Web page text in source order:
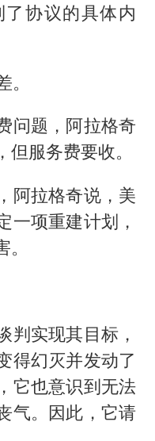
协议的具体内
问题，阿拉格奇
服务费要收。
阿拉格奇说，美
一项重建计划，
判实现其目标，
得幻灭并发动了
它也意识到无法
气。因此，它请